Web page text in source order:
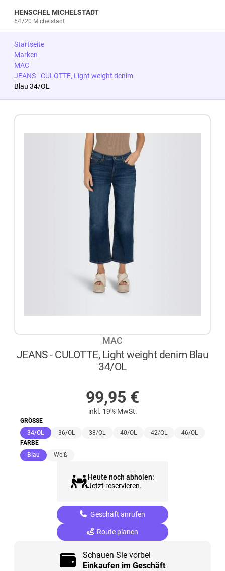
HENSCHEL MICHELSTADT
64720 Michelstadt
Startseite
Marken
MAC
JEANS - CULOTTE, Light weight denim
Blau 34/OL
MAC
JEANS - CULOTTE, Light weight denim Blau
34/OL
99,95 €
inkl. 19% MwSt.
GRÖSSE
34/OL (ausgewählt)
36/OL 38/OL 40/OL 42/OL
46/OL
FARBE
Blau (ausgewählt)
Weiß
Heute noch abholen:
Jetzt reservieren.
Geschäft anrufen
Route planen
Schauen Sie vorbei
Einkaufen im Geschäft